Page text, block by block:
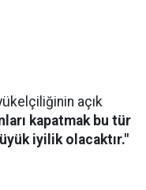
açık
kapatmak bu tür
iyilik olacaktır."